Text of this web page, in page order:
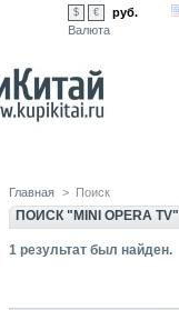
$ €
руб.
Валюта
Главная > Поиск
ПОИСК "MINI OPERA TV"
1 результат был найден.